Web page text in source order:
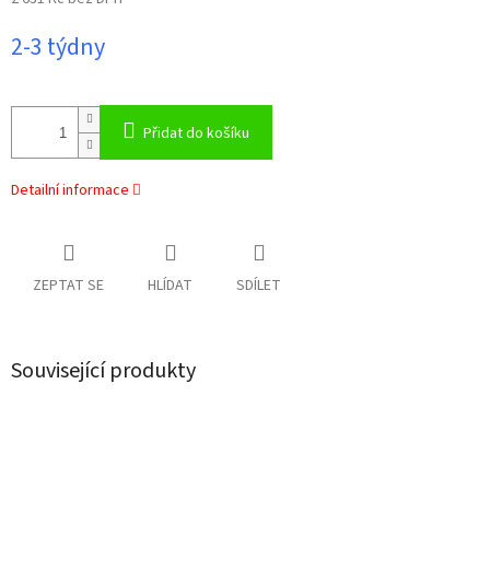
cena:
2-3 týdny
Přidat do košíku
Detailní informace
ZEPTAT SE HLÍDAT SDÍLET
Související produkty